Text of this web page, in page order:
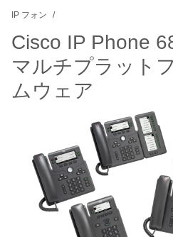
IP フォン
Cisco IP Phone
マルチプラット
ムウェア